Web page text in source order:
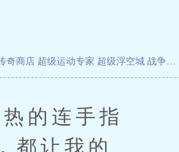
奇商店 超级运动专家 超级浮空城 战争天堂
的连手指
都让我的